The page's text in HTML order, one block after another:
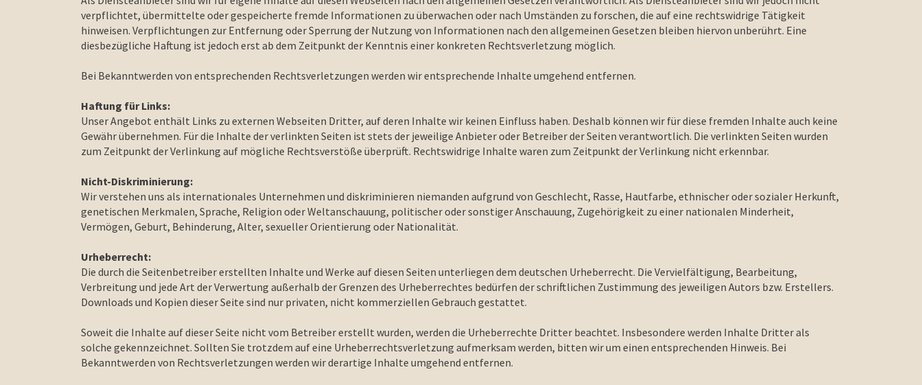
verpflichtet, übermittelte oder gespeicherte fremde Informationen zu überwachen oder nach Umständen zu forschen, die auf eine rechtswidrige Tätigkeit
hinweisen. Verpflichtungen zur Entfernung oder Sperrung der Nutzung von Informationen nach den allgemeinen Gesetzen bleiben hiervon unberührt. Eine
diesbezügliche Haftung ist jedoch erst ab dem Zeitpunkt der Kenntnis einer konkreten Rechtsverletzung möglich.
Bei Bekanntwerden von entsprechenden Rechtsverletzungen werden wir entsprechende Inhalte umgehend entfernen.
Haftung für Links:
Unser Angebot enthält Links zu externen Webseiten Dritter, auf deren Inhalte wir keinen Einfluss haben. Deshalb können wir für diese fremden Inhalte auch keine
Gewähr übernehmen. Für die Inhalte der verlinkten Seiten ist stets der jeweilige Anbieter oder Betreiber der Seiten verantwortlich. Die verlinkten Seiten wurden
zum Zeitpunkt der Verlinkung auf mögliche Rechtsverstöße überprüft. Rechtswidrige Inhalte waren zum Zeitpunkt der Verlinkung nicht erkennbar.
Nicht-Diskriminierung:
Wir verstehen uns als internationales Unternehmen und diskriminieren niemanden aufgrund von Geschlecht, Rasse, Hautfarbe, ethnischer oder sozialer Herkunft,
genetischen Merkmalen, Sprache, Religion oder Weltanschauung, politischer oder sonstiger Anschauung, Zugehörigkeit zu einer nationalen Minderheit,
Vermögen, Geburt, Behinderung, Alter, sexueller Orientierung oder Nationalität.
Urheberrecht:
Die durch die Seitenbetreiber erstellten Inhalte und Werke auf diesen Seiten unterliegen dem deutschen Urheberrecht. Die Vervielfältigung, Bearbeitung,
Verbreitung und jede Art der Verwertung außerhalb der Grenzen des Urheberrechtes bedürfen der schriftlichen Zustimmung des jeweiligen Autors bzw. Erstellers.
Downloads und Kopien dieser Seite sind nur privaten, nicht kommerziellen Gebrauch gestattet.
Soweit die Inhalte auf dieser Seite nicht vom Betreiber erstellt wurden, werden die Urheberrechte Dritter beachtet. Insbesondere werden Inhalte Dritter als
solche gekennzeichnet. Sollten Sie trotzdem auf eine Urheberrechtsverletzung aufmerksam werden, bitten wir um einen entsprechenden Hinweis. Bei
Bekanntwerden von Rechtsverletzungen werden wir derartige Inhalte umgehend entfernen.